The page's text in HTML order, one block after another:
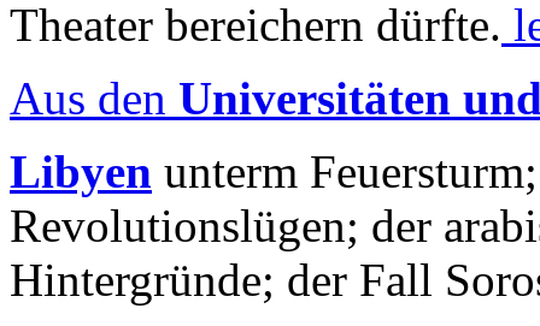
Theater bereichern dürfte.
Aus den Universitäten
Libyen unterm
Revolutionslügen; der
Hintergründe; der Fall